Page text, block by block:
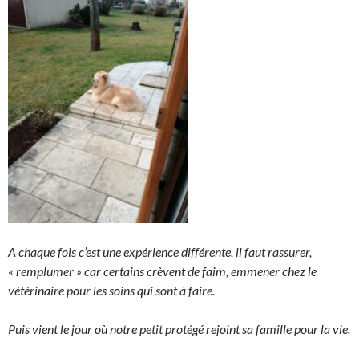
A chaque fois c’est une expérience différente, il faut rassurer,
« remplumer » car certains crèvent de faim, emmener chez le
vétérinaire pour les soins qui sont à faire.
Puis vient le jour où notre petit protégé rejoint sa famille pour la vie.